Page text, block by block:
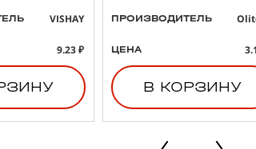
VISHAY
9.23 ₽
ПРОИЗВОДИТЕЛЬ
ЦЕНА
В КОРЗИНУ